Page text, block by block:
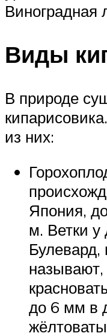
Виноградная
Виды
В природе
из них:
Япония,
м. Ветки у
Булевард,
до 6 мм в